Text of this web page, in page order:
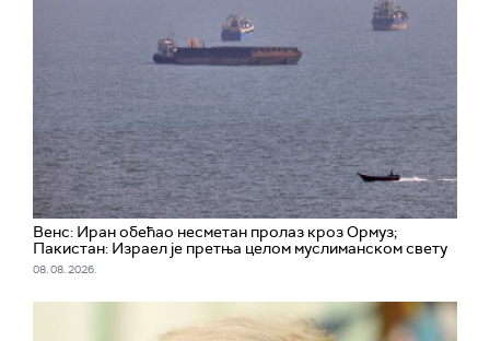
Венс: Иран обећао несметан пролаз кроз Ормуз;
Пакистан: Израел је претња целом муслиманском свету
08. 08. 2026.